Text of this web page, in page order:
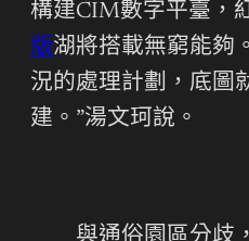
構建CIM數字平臺，
版湖將搭載無窮能夠
況的處理計劃，底圖
建。”湯文珂說。